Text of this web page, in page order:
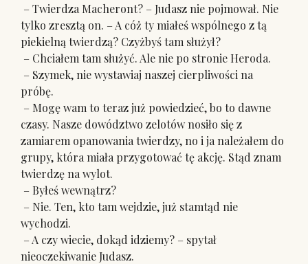
– Twierdza Macheront? – Judasz nie pojmował. Nie
tylko zresztą on. – A cóż ty miałeś wspólnego z tą
piekielną twierdzą? Czyżbyś tam służył?
– Chciałem tam służyć. Ale nie po stronie Heroda.
– Szymek, nie wystawiaj naszej cierpliwości na
próbę.
– Mogę wam to teraz już powiedzieć, bo to dawne
czasy. Nasze dowództwo zelotów nosiło się z
zamiarem opanowania twierdzy, no i ja należałem do
grupy, która miała przygotować tę akcję. Stąd znam
twierdzę na wylot.
– Byłeś wewnątrz?
– Nie. Ten, kto tam wejdzie, już stamtąd nie
wychodzi.
– A czy wiecie, dokąd idziemy? – spytał
nieoczekiwanie Judasz.